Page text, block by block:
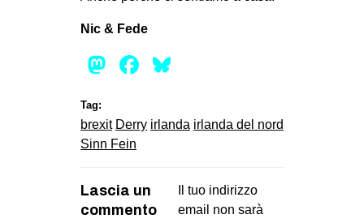
Nic & Fede
Mastodon
Facebook
Tag:
brexit Derry irlanda irlanda del nord
Sinn Fein
Lascia un
commento
Il tuo indirizzo
email non sarà